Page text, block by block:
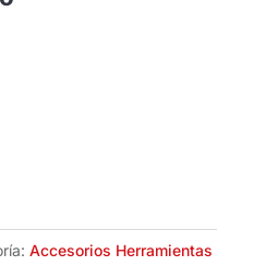
Accesorios Herramientas